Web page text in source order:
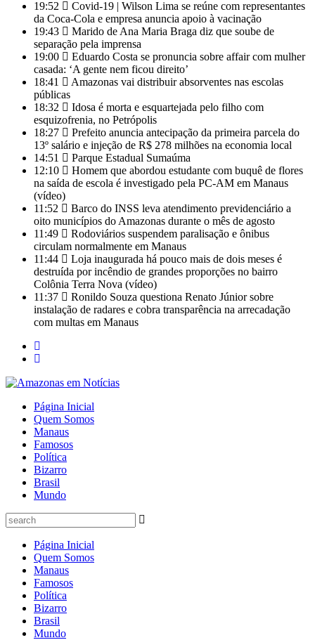
19:52
Covid-19 | Wilson Lima se reúne com representantes
da Coca-Cola e empresa anuncia apoio à vacinação
19:43
Marido de Ana Maria Braga diz que soube de
separação pela imprensa
19:00
Eduardo Costa se pronuncia sobre affair com mulher
casada: ‘A gente nem ficou direito’
18:41
Amazonas vai distribuir absorventes nas escolas
públicas
18:32
Idosa é morta e esquartejada pelo filho com
esquizofrenia, no Petrópolis
18:27
Prefeito anuncia antecipação da primeira parcela do
13º salário e injeção de R$ 278 milhões na economia local
14:51
Parque Estadual Sumaúma
12:10
Homem que abordou estudante com buquê de flores
na saída de escola é investigado pela PC-AM em Manaus
(vídeo)
11:52
Barco do INSS leva atendimento previdenciário a
oito municípios do Amazonas durante o mês de agosto
11:49
Rodoviários suspendem paralisação e ônibus
circulam normalmente em Manaus
11:44
Loja inaugurada há pouco mais de dois meses é
destruída por incêndio de grandes proporções no bairro
Colônia Terra Nova (vídeo)
11:37
Ronildo Souza questiona Renato Júnior sobre
instalação de radares e cobra transparência na arrecadação
com multas em Manaus
Página Inicial
Quem Somos
Manaus
Famosos
Política
Bizarro
Brasil
Mundo
Página Inicial
Quem Somos
Manaus
Famosos
Política
Bizarro
Brasil
Mundo